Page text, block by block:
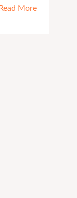
Read More »